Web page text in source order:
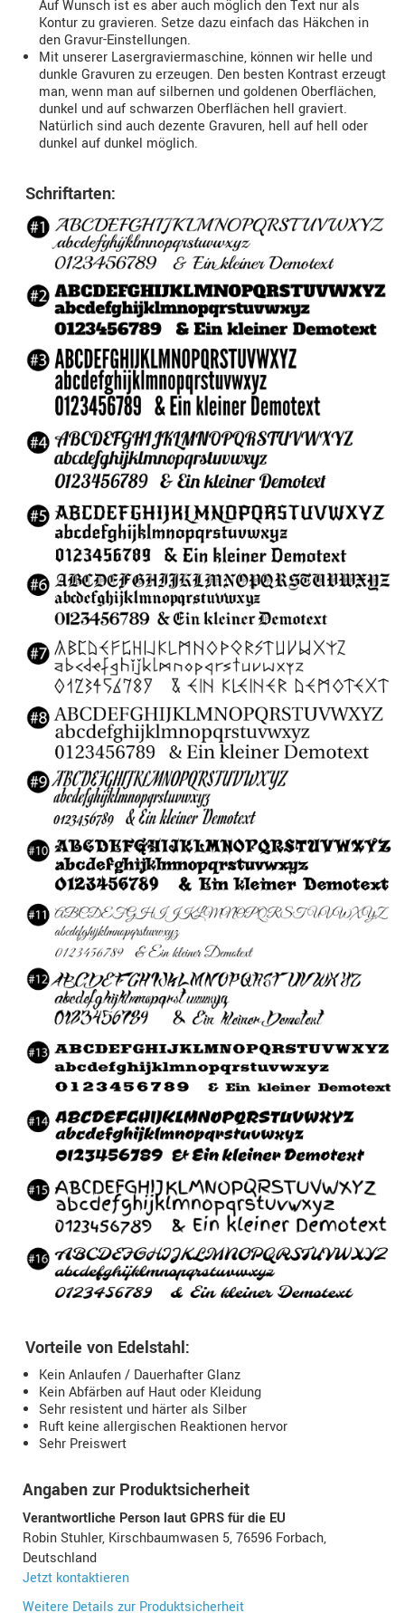
Auf Wunsch ist es aber auch möglich den Text nur als
Kontur zu gravieren. Setze dazu einfach das Häkchen in
den Gravur-Einstellungen.
Mit unserer Lasergraviermaschine, können wir helle und
dunkle Gravuren zu erzeugen. Den besten Kontrast erzeugt
man, wenn man auf silbernen und goldenen Oberflächen,
dunkel und auf schwarzen Oberflächen hell graviert.
Natürlich sind auch dezente Gravuren, hell auf hell oder
dunkel auf dunkel möglich.
Schriftarten:
Vorteile von Edelstahl:
Kein Anlaufen / Dauerhafter Glanz
Kein Abfärben auf Haut oder Kleidung
Sehr resistent und härter als Silber
Ruft keine allergischen Reaktionen hervor
Sehr Preiswert
Angaben zur Produktsicherheit
Verantwortliche Person laut GPRS für die EU
Robin Stuhler, Kirschbaumwasen 5, 76596 Forbach,
Deutschland
Jetzt kontaktieren
Weitere Details zur Produktsicherheit